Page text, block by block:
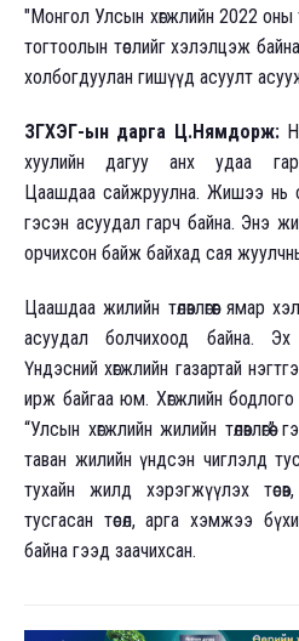
"Монгол Улсын хөгжлийн 2022 оны
тогтоолын төслийг хэлэлцэж
холбогдуулан гишүүд асуулт
ЗГХЭГ-ын дарга Ц.Нямдорж:
хуулийн дагуу анх удаа
Цаашдаа сайжруулна. Жишээ нь
гэсэн асуудал гарч байна. Энэ
орчихсон байж байхад сая
Цаашдаа жилийн төлөвлөгөөг ямар
асуудал болчихоод байна. Эх
Үндэсний хөгжлийн газартай
ирж байгаа юм. Хөгжлийн бодлого
“Улсын хөгжлийн жилийн
таван жилийн үндсэн чиглэлд
тухайн жилд хэрэгжүүлэх
тусгасан төсөл, арга хэмжээ
байна гээд заачихсан.